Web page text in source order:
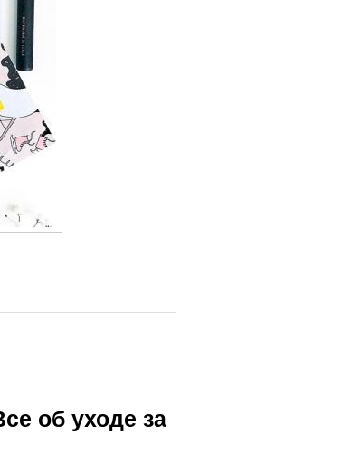
об уходе за